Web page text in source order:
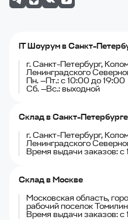
IT Шоурум в Санкт-
г. Санкт-Петербург,
Ленинградского
Пн. —Пт.: с 10:00 до 19:00
Сб. —Вс.: выходной
Склад в Санкт-Петербурге
г. Санкт-Петербург,
Ленинградского
Время выдачи заказов: с
Склад в Москве
Московская область,
рабочий поселок
Время выдачи заказов: с